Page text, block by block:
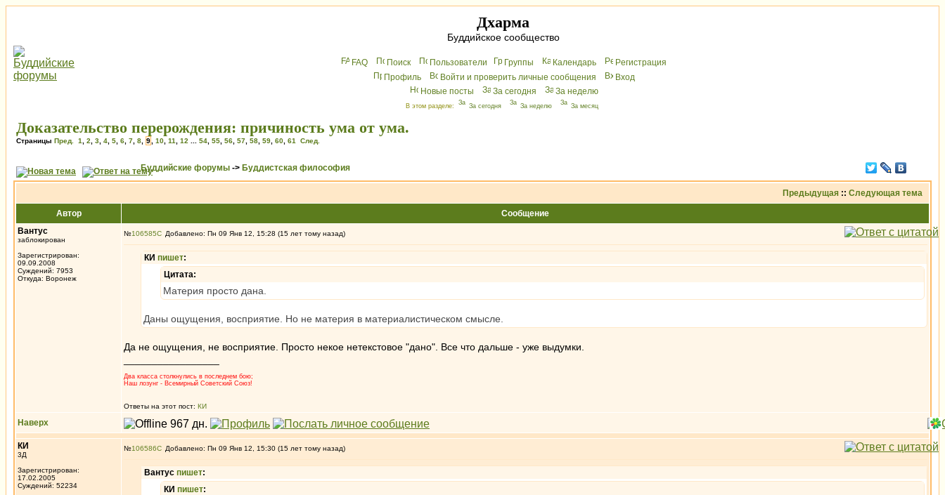
Дхарма
Буддийское сообщество
FAQ Поиск Пользователи Группы Календарь
Peгиcтрaция
Профиль
Войти и проверить личные сообщения
Вхoд
Новые посты
За сегодня За неделю
В этом разделе: За сегодня За неделю За месяц
Доказательство перерождения: причиность ума от ума.
Страницы Пред. 1 2 3 4 5 6 7 8 9 10 11 12 54 55 56 57 58 59 60 61 След.
Буддийские форумы -> Буддистская философия
Предыдущая :: Следующая тема
Автор
Сообщение
Вантус
заблокирован
Зарегистрирован:
09.09.2008
Суждений: 7953
Откуда: Воронеж
№106585 Добавлено: Пн 09 Янв 12, 15:28 (15 лет тому назад)
КИ пишет:
Цитата:
Материя просто дана.
Даны ощущения, восприятие. Но не материя в материалистическом смысле.
Да не ощущения, не восприятие. Просто некое нетекстовое "дано". Все что дальше - уже выдумки.
Два класса столкнулись в последнем бою;
Наш лозунг - Всемирный Советский Союз!
Ответы на этот пост: КИ
Наверх
КИ
3Д
Зарегистрирован:
17.02.2005
Суждений: 52234
№106586 Добавлено: Пн 09 Янв 12, 15:30 (15 лет тому назад)
Вантус пишет:
КИ пишет: